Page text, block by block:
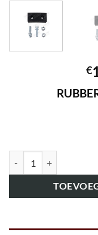
€